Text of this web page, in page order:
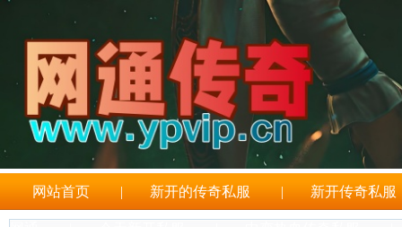
网站首页 | 新开的传奇私服 | 新开传奇私服